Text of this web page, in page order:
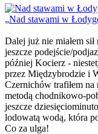
Nad stawami w
Dalej już nie miałem
jeszcze podejście/
później Kocierz -
przez Międzybrodzie i
Czernichów trafiłem na
metodą chodnikowo-
jeszcze
lodowatą wodą, która
Co za ulga!